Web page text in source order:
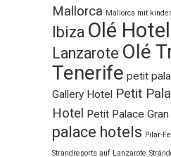
Mallorca Mallorca mit kinder
Ibiza Olé
Lanzarote Olé
Tenerife petit
Gallery Hotel Petit
Hotel Petit Palace
palace hotels Pilar-
Strandresorts auf Lanzarote